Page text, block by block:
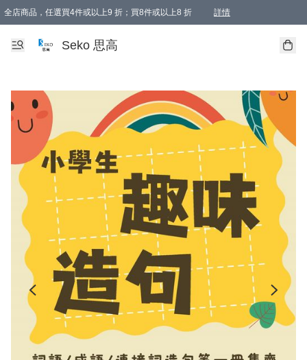
全店商品，任選買4件或以上9 折；買8件或以上8 折 詳情
新會員首次購物即享全單 95 折優惠！
購物滿198, 全單免運
Seko 思高